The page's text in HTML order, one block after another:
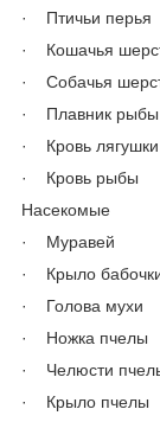
· Птичьи перья
· Кошачья
· Собачья
· Плавник рыбы
· Кровь лягушки
· Кровь рыбы
Насекомые
· Муравей
· Крыло
· Голова мухи
· Ножка пчелы
· Челюсти
· Крыло пчелы